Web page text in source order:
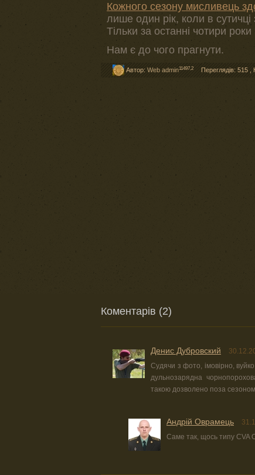
Кожного сезону мисливець
лише один рік, коли в
Тільки за останні чотири
Нам є до чого прагнути.
Автор: Web admin11497,2 Переглядів: 515
Коментарів (2)
Денис Дубровский
Судячи з фото, імовірно,
дульнозарядна
такою дозволено поза сезоном
Андрій Оврамець
Саме так, щось типу CVA